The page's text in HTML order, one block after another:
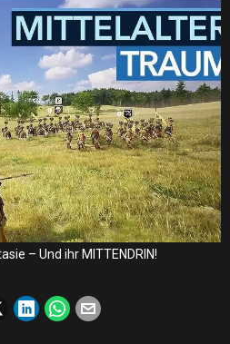
– Und ihr MITTENDRIN!